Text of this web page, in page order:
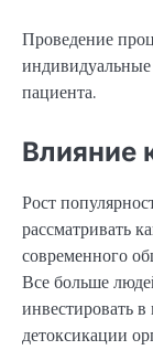
Проведение
пациента.
Влияние
Рост
рассматривать
современного
Все больше
инвестировать
детоксикации